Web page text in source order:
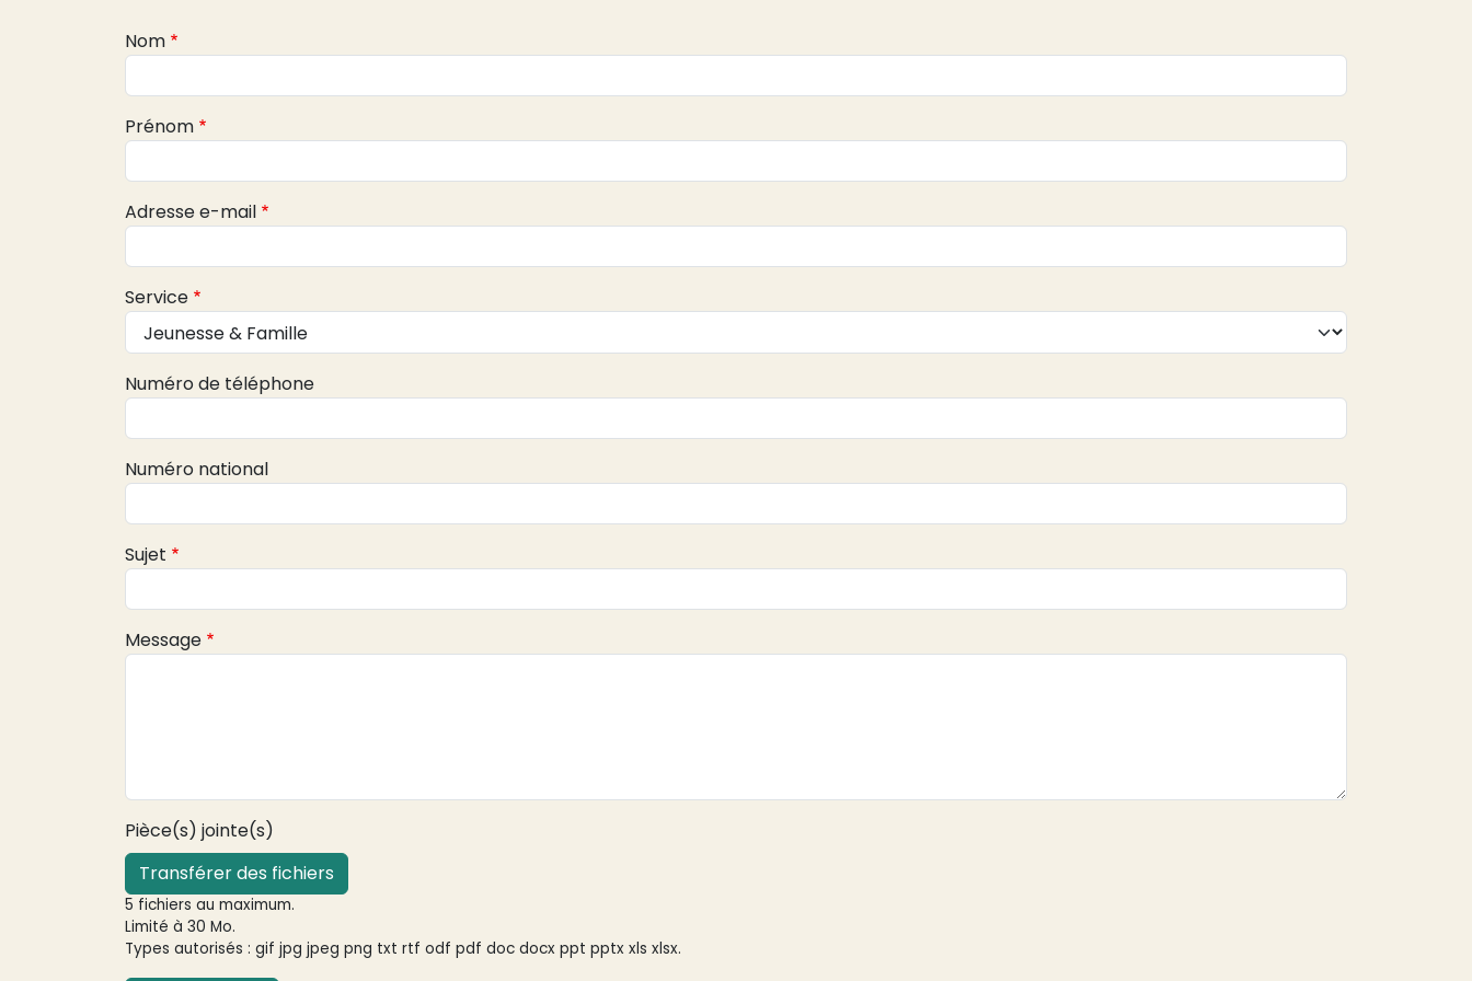
Webform
Nom
Prénom
Adresse e-mail
Service
Numéro de téléphone
Numéro national
Sujet
Message
Pièce(s) jointe(s)
Transférer des fichiers
5 fichiers au maximum.
Limité à 30 Mo.
Types autorisés : gif jpg jpeg png txt rtf odf pdf doc docx ppt pptx xls xlsx.